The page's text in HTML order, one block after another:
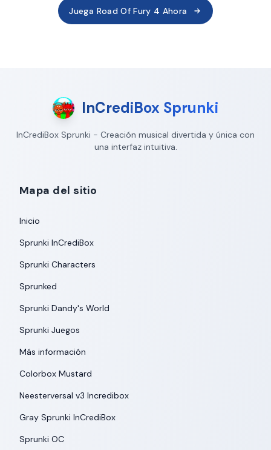
Juega Road Of Fury 4 Ahora
InCrediBox Sprunki
InCrediBox Sprunki - Creación musical divertida y única con
una interfaz intuitiva.
Mapa del sitio
Inicio
Sprunki InCrediBox
Sprunki Characters
Sprunked
Sprunki Dandy's World
Sprunki Juegos
Más información
Colorbox Mustard
Neesterversal v3 Incredibox
Gray Sprunki InCrediBox
Sprunki OC